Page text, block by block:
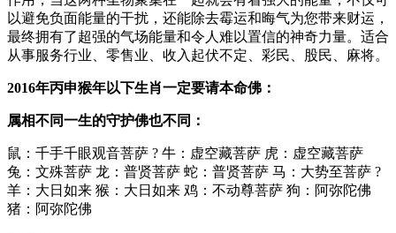
以避免负面能量的干扰，还能除去霉运和晦气为您带来财运，
最终拥有了超强的气场能量和令人难以置信的神奇力量。适合
从事服务行业、零售业、收入起伏不定、彩民、股民、麻将。
2016年丙申猴年以下生肖一定要请本命佛：
属相不同一生的守护佛也不同：
鼠：千手千眼观音菩萨 ? 牛：虚空藏菩萨 虎：虚空藏菩萨
兔：文殊菩萨 龙：普贤菩萨 蛇：普贤菩萨 马：大势至菩萨 ?
羊：大日如来 猴：大日如来 鸡：不动尊菩萨 狗：阿弥陀佛
猪：阿弥陀佛